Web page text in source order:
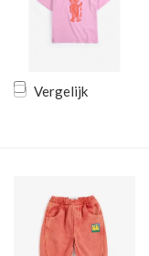
Vergelijk